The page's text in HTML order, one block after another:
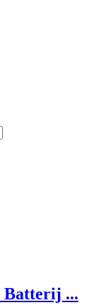
Batterij ...